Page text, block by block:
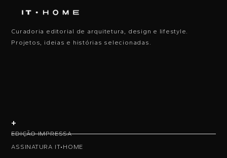
Curadoria editorial de arquitetura, design e lifestyle.
Projetos, ideias e histórias selecionadas.
+
EDIÇÃO IMPRESSA
ASSINATURA IT•HOME